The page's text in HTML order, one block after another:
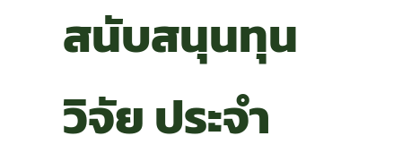
สนับสนุนทุน
วิจัย ประจำ